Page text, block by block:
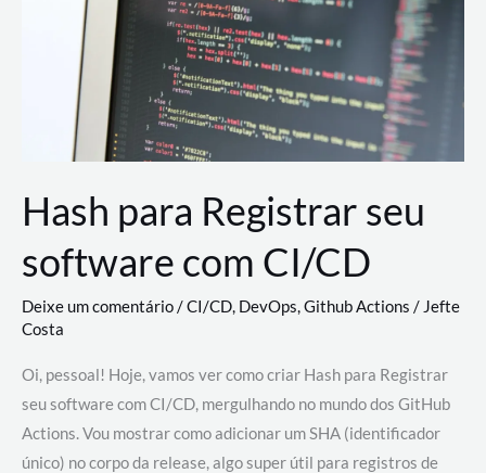
revolucionando
desenvolvimento
Hash para Registrar seu
software com CI/CD
Deixe um comentário/CI/CD, DevOps,Github Actions /Jefte
Costa
Oi, pessoal! Hoje, vamos ver como criar Hash para Registrar
seu software com CI/CD, mergulhando no mundo dos GitHub
Actions. Vou mostrar como adicionar um SHA (identificador
único) no corpo da release, algo super útil para registros de